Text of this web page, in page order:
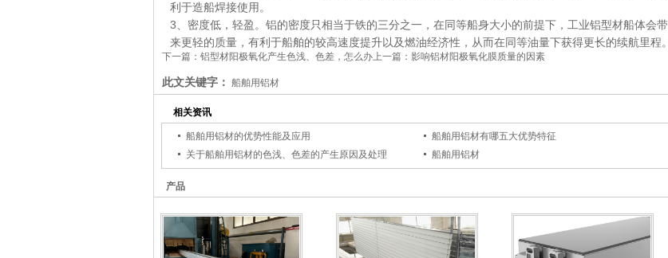
利于造船焊接使用。
3、密度低，轻盈。铝的密度只相当于铁的三分之一，在同等船身大小的前提下，工业铝型材船体会带
来更轻的质量，有利于船舶的较高速度提升以及燃油经济性，从而在同等油量下获得更长的续航里程。
下一篇： 铝型材阳极氧化产生色浅、色差，怎么办上一篇： 影响铝材阳极氧化膜质量的因素
此文关键字： 船舶用铝材
相关资讯
船舶用铝材的优势性能及应用
船舶用铝材有哪五大优势特征
关于船舶用铝材的色浅、色差的产生原因及处理
船舶用铝材
产品